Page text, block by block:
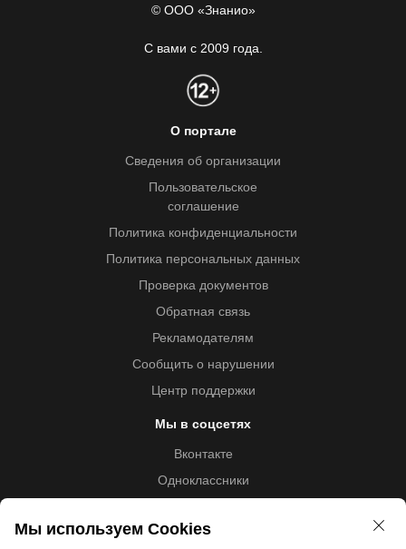
© ООО «Знанио»
С вами с 2009 года.
О портале
Сведения об организации
Пользовательское
соглашение
Политика конфиденциальности
Политика персональных данных
Проверка документов
Обратная связь
Рекламодателям
Сообщить о нарушении
Центр поддержки
Мы в соцсетях
Вконтакте
Одноклассники
Мы используем Cookies